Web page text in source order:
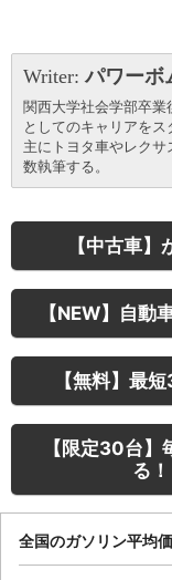
Writer:パワーボ
関西大学社会学部卒業
としてのキャリアをス
主にトヨタ車やレク
数執筆する。
【中古車
【NEW】自動
【無料】最
【限定30台】
る
全国のガソリン平均